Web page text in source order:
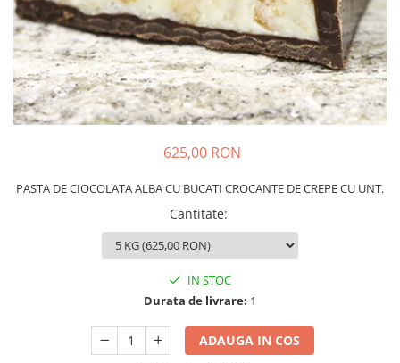
625,00 RON
PASTA DE CIOCOLATA ALBA CU BUCATI CROCANTE DE CREPE CU UNT.
Cantitate:
IN STOC
Durata de livrare: 1
ADAUGA IN COS